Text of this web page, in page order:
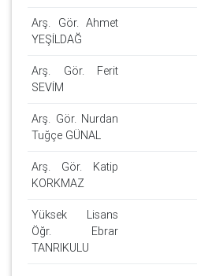
Arş. Gör. Ahmet
YEŞİLDAĞ
Arş. Gör. Ferit
SEVİM
Arş. Gör. Nurdan
Tuğçe GÜNAL
Arş. Gör. Katip
KORKMAZ
Yüksek Lisans
Öğr. Ebrar
TANRIKULU